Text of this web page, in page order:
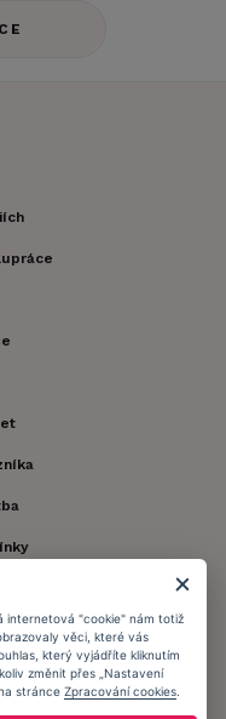
kontaktu.
internetová "cookie" nám totiž
věci, které vás
který vyjádříte kliknutím
změnit přes „Nastavení
stránce Zpracování cookies